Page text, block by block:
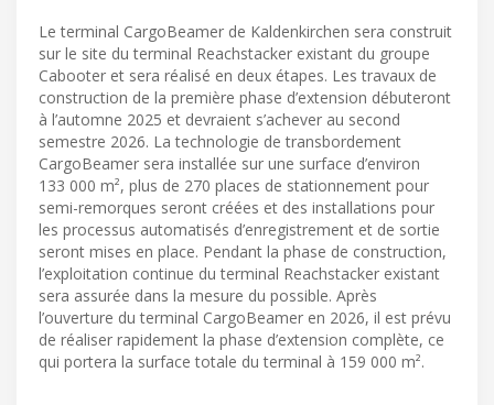
Le terminal CargoBeamer de Kaldenkirchen sera construit
sur le site du terminal Reachstacker existant du groupe
Cabooter et sera réalisé en deux étapes. Les travaux de
construction de la première phase d’extension débuteront
à l’automne 2025 et devraient s’achever au second
semestre 2026. La technologie de transbordement
CargoBeamer sera installée sur une surface d’environ
133 000 m², plus de 270 places de stationnement pour
semi-remorques seront créées et des installations pour
les processus automatisés d’enregistrement et de sortie
seront mises en place. Pendant la phase de construction,
l’exploitation continue du terminal Reachstacker existant
sera assurée dans la mesure du possible. Après
l’ouverture du terminal CargoBeamer en 2026, il est prévu
de réaliser rapidement la phase d’extension complète, ce
qui portera la surface totale du terminal à 159 000 m².